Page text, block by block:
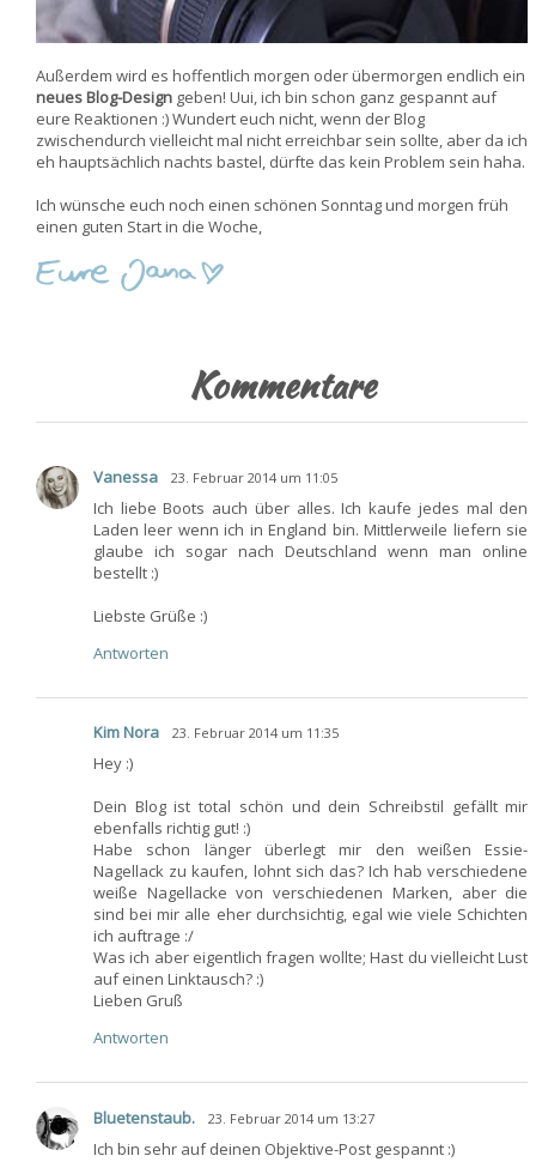
Außerdem wird es hoffentlich morgen oder übermorgen endlich ein
neues Blog-Design geben! Uui, ich bin schon ganz gespannt auf
eure Reaktionen :) Wundert euch nicht, wenn der Blog
zwischendurch vielleicht mal nicht erreichbar sein sollte, aber da ich
eh hauptsächlich nachts bastel, dürfte das kein Problem sein haha.
Ich wünsche euch noch einen schönen Sonntag und morgen früh
einen guten Start in die Woche,
Kommentare
Vanessa 23. Februar 2014 um 11:05
Ich liebe Boots auch über alles. Ich kaufe jedes mal den
Laden leer wenn ich in England bin. Mittlerweile liefern sie
glaube ich sogar nach Deutschland wenn man online
bestellt :)
Liebste Grüße :)
Antworten
Kim Nora 23. Februar 2014 um 11:35
Hey :)
Dein Blog ist total schön und dein Schreibstil gefällt mir
ebenfalls richtig gut! :)
Habe schon länger überlegt mir den weißen Essie-
Nagellack zu kaufen, lohnt sich das? Ich hab verschiedene
weiße Nagellacke von verschiedenen Marken, aber die
sind bei mir alle eher durchsichtig, egal wie viele Schichten
ich auftrage :/
Was ich aber eigentlich fragen wollte; Hast du vielleicht Lust
auf einen Linktausch? :)
Lieben Gruß
Antworten
Bluetenstaub. 23. Februar 2014 um 13:27
Ich bin sehr auf deinen Objektive-Post gespannt :)